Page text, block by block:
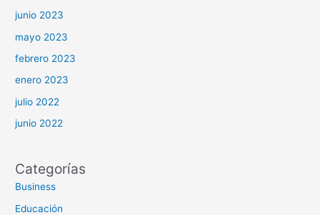
junio 2023
mayo 2023
febrero 2023
enero 2023
julio 2022
junio 2022
Categorías
Business
Educación